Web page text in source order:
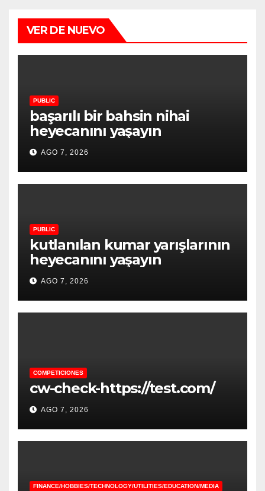
VER DE NUEVO
PUBLIC
başarılı bir bahsin nihai
heyecanını yaşayın
AGO 7, 2026
PUBLIC
kutlanılan kumar yarışlarının
heyecanını yaşayın
AGO 7, 2026
COMPETICIONES
cw-check-https://test.com/
AGO 7, 2026
FINANCE/HOBBIES/TECHNOLOGY/UTILITIES/EDUCATION/MEDIA